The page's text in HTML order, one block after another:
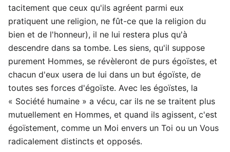
tacitement que ceux qu'ils agréent parmi eux
pratiquent une religion, ne fût-ce que la religion du
bien et de l'honneur), il ne lui restera plus qu'à
descendre dans sa tombe. Les siens, qu'il suppose
purement Hommes, se révèleront de purs égoïstes, et
chacun d'eux usera de lui dans un but égoïste, de
toutes ses forces d'égoïste. Avec les égoïstes, la
« Société humaine » a vécu, car ils ne se traitent plus
mutuellement en Hommes, et quand ils agissent, c'est
égoïstement, comme un Moi envers un Toi ou un Vous
radicalement distincts et opposés.